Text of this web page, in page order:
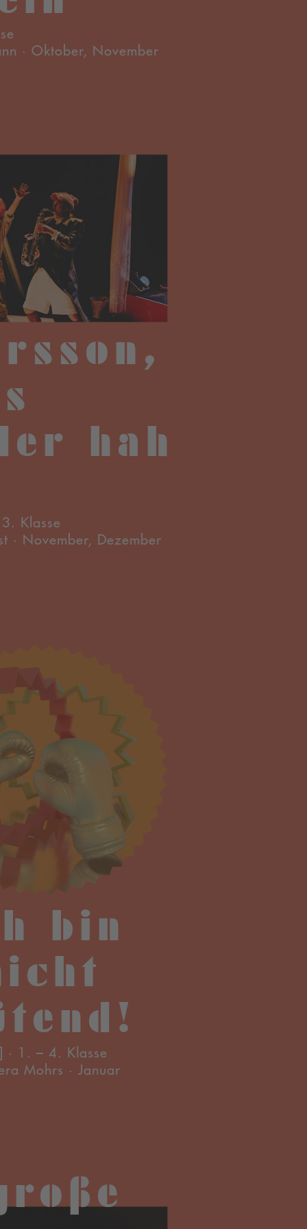
· Oktober, November
hah
Klasse
· November, Dezember
bin
· 1. – 4. Klasse
Mohrs · Januar